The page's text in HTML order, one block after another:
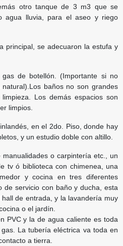
otro tanque de 3 m3 que se
agua lluvia, para el aseo y riego
principal, se adecuaron la estufa y
de botellón. (Importante si no
baños no son grandes
Los demás espacios son
limpios.
en el 2do. Piso, donde hay
y un estudio doble con altillo.
o carpintería etc., un
tv ó biblioteca con chimenea, una
y cocina en tres diferentes
de servicio con baño y ducha, esta
de entrada, y la lavandería muy
o el jardín.
PVC y la de agua caliente es toda
La tubería eléctrica va toda en
a tierra.